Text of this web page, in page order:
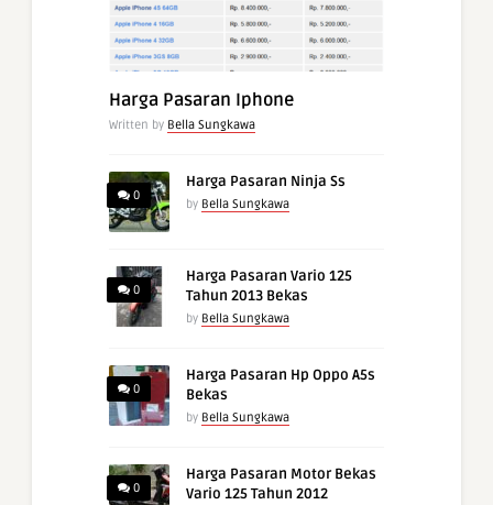
Harga Pasaran Iphone
Written by Bella Sungkawa
0
Harga Pasaran Ninja Ss
by Bella Sungkawa
0
Harga Pasaran Vario 125
Tahun 2013 Bekas
by Bella Sungkawa
0
Harga Pasaran Hp Oppo A5s
Bekas
by Bella Sungkawa
0
Harga Pasaran Motor Bekas
Vario 125 Tahun 2012